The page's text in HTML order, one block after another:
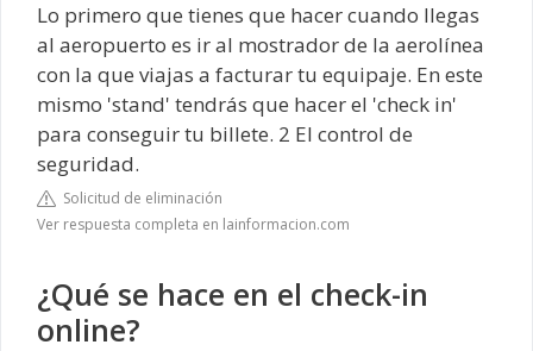
Lo primero que tienes que hacer cuando llegas
al aeropuerto es ir al mostrador de la aerolínea
con la que viajas a facturar tu equipaje. En este
mismo 'stand' tendrás que hacer el 'check in'
para conseguir tu billete. 2 El control de
seguridad.
Solicitud de eliminación
Ver respuesta completa en lainformacion.com
¿Qué se hace en el check-in
online?